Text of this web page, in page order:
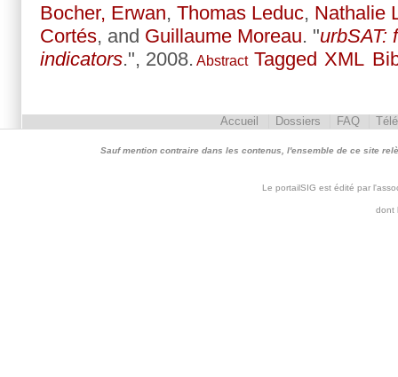
Bocher, Erwan, Thomas Leduc, Nathalie
Cortés, and Guillaume Moreau. "urbSAT:
indicators.", 2008. Abstract Tagged XML
Accueil Dossiers FAQ
Sauf mention contraire dans les contenus, l'ensemble de ce site
Le portailSIG est édité par
dont